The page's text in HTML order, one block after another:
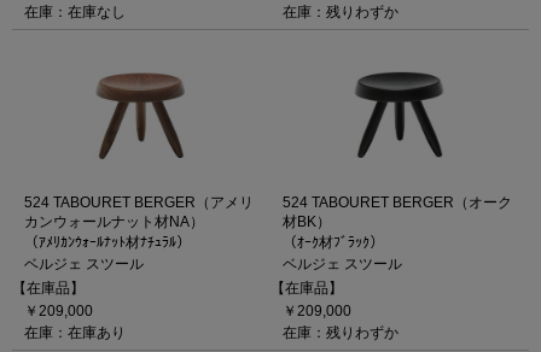
在庫：在庫なし
在庫：残りわずか
524 TABOURET BERGER（アメリ
カンウォールナット材NA）
（ｱﾒﾘｶﾝｳｫｰﾙﾅｯﾄ材ﾅﾁｭﾗﾙ）
ベルジェ スツール
【在庫品】
￥209,000
在庫：在庫あり
524 TABOURET BERGER（オーク
材BK）
（ｵｰｸ材ﾌﾞﾗｯｸ）
ベルジェ スツール
【在庫品】
￥209,000
在庫：残りわずか